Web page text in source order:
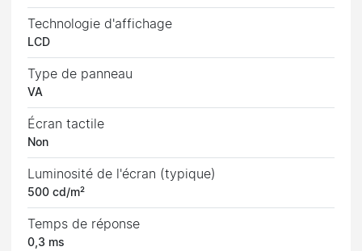
Technologie d'affichage
LCD
Type de panneau
VA
Écran tactile
Non
Luminosité de l'écran (typique)
500 cd/m²
Temps de réponse
0,3 ms